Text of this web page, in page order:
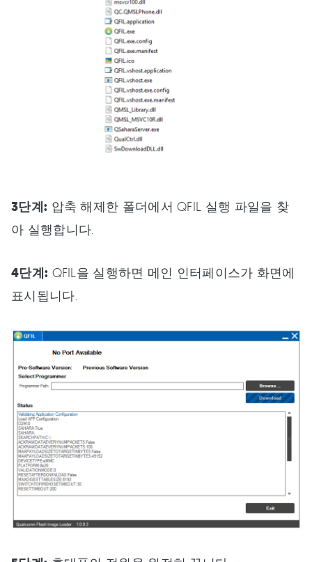
3단계: 압축 해제한 폴더에서 QFIL 실행 파일을 찾
아 실행합니다.
4단계: QFIL을 실행하면 메인 인터페이스가 화면에
표시됩니다.